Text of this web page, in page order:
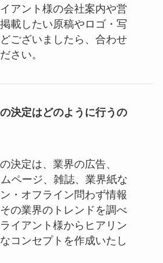
アント様の会社案内や営
載したい原稿やロゴ・写
ございましたら、合わせ
さい。
決定はどのように行うの
決定は、業界の広告、
ページ、雑誌、業界紙な
・オフライン問わず情報
の業界のトレンドを調べ
イアント様からヒアリン
コンセプトを作成いたし